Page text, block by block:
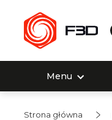
Menu
Strona główna